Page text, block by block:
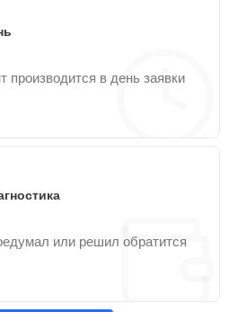
производится в день заявки
или решил обратится